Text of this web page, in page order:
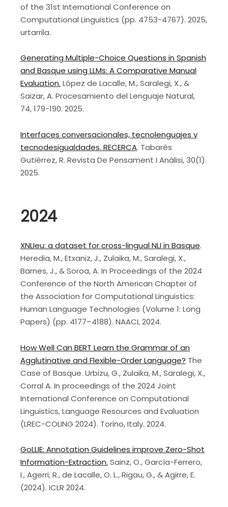
of the 31st International Conference on
Computational Linguistics (pp. 4753-4767). 2025,
urtarrila.
Generating Multiple-Choice Questions in Spanish
and Basque using LLMs: A Comparative Manual
Evaluation. López de Lacalle, M., Saralegi, X., &
Saizar, A. Procesamiento del Lenguaje Natural,
74, 179-190. 2025.
Interfaces conversacionales, tecnolenguajes y
tecnodesigualdades. RECERCA. Tabarés
Gutiérrez, R. Revista De Pensament I Anàlisi, 30(1).
2025.
2024
XNLIeu: a dataset for cross-lingual NLI in Basque.
Heredia, M., Etxaniz, J., Zulaika, M., Saralegi, X.,
Barnes, J., & Soroa, A. In Proceedings of the 2024
Conference of the North American Chapter of
the Association for Computational Linguistics:
Human Language Technologies (Volume 1: Long
Papers) (pp. 4177–4188). NAACL 2024.
How Well Can BERT Learn the Grammar of an
Agglutinative and Flexible-Order Language? The
Case of Basque. Urbizu, G., Zulaika, M., Saralegi, X.,
Corral A. In proceedings of the 2024 Joint
International Conference on Computational
Linguistics, Language Resources and Evaluation
(LREC-COLING 2024). Torino, Italy. 2024.
GoLLIE: Annotation Guidelines improve Zero-Shot
Information-Extraction. Sainz, O., García-Ferrero,
I., Agerri, R., de Lacalle, O. L., Rigau, G., & Agirre, E.
(2024). ICLR 2024.